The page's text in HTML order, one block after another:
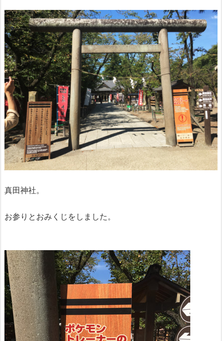
真田神社。
お参りとおみくじをしました。